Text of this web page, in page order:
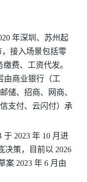
年深圳、苏州起
，接入场景包括零
费、工资代发。
由商业银行（工
储、招商、网商、
支付、云闪付）承
于 2023 年 10 月进
决策，目前以 2026
案 2023 年 6 月由